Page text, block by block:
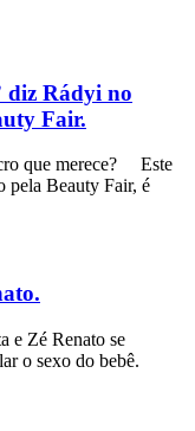
diz Rádyi no
Fair.
que merece? Este
pela Beauty Fair, é
e Zé Renato se
o sexo do bebê.